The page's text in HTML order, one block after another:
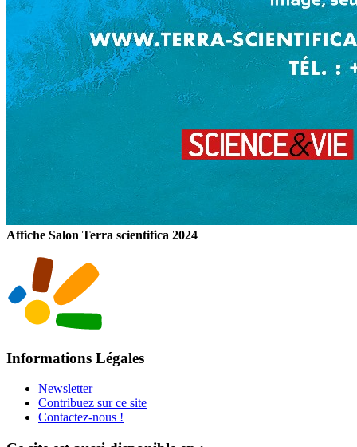
Affiche Salon Terra scientifica 2024
Informations Légales
Newsletter
Contribuez sur ce site
Contactez-nous !